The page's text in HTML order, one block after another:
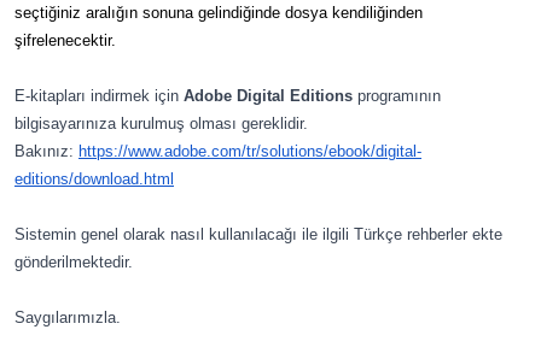
seçtiğiniz aralığın sonuna gelindiğinde dosya kendiliğinden
şifrelenecektir.
E-kitapları indirmek için Adobe Digital Editions programının
bilgisayarınıza kurulmuş olması gereklidir.
Bakınız: https://www.adobe.com/tr/solutions/ebook/digital-
editions/download.html
Sistemin genel olarak nasıl kullanılacağı ile ilgili Türkçe rehberler ekte
gönderilmektedir.
Saygılarımızla.